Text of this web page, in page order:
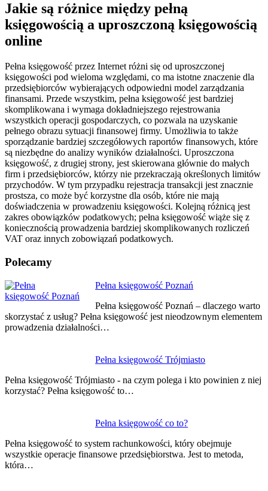
Jakie są różnice między pełną
księgowością a uproszczoną księgowością
online
Pełna księgowość przez Internet różni się od uproszczonej
księgowości pod wieloma względami, co ma istotne znaczenie dla
przedsiębiorców wybierających odpowiedni model zarządzania
finansami. Przede wszystkim, pełna księgowość jest bardziej
skomplikowana i wymaga dokładniejszego rejestrowania
wszystkich operacji gospodarczych, co pozwala na uzyskanie
pełnego obrazu sytuacji finansowej firmy. Umożliwia to także
sporządzanie bardziej szczegółowych raportów finansowych, które
są niezbędne do analizy wyników działalności. Uproszczona
księgowość, z drugiej strony, jest skierowana głównie do małych
firm i przedsiębiorców, którzy nie przekraczają określonych limitów
przychodów. W tym przypadku rejestracja transakcji jest znacznie
prostsza, co może być korzystne dla osób, które nie mają
doświadczenia w prowadzeniu księgowości. Kolejną różnicą jest
zakres obowiązków podatkowych; pełna księgowość wiąże się z
koniecznością prowadzenia bardziej skomplikowanych rozliczeń
VAT oraz innych zobowiązań podatkowych.
Polecamy
Pełna księgowość Poznań
Pełna księgowość Poznań – dlaczego warto
skorzystać z usług? Pełna księgowość jest nieodzownym elementem
prowadzenia działalności…
Pełna księgowość Trójmiasto
Pełna księgowość Trójmiasto - na czym polega i kto powinien z niej
korzystać? Pełna księgowość to…
Pełna księgowość co to?
Pełna księgowość to system rachunkowości, który obejmuje
wszystkie operacje finansowe przedsiębiorstwa. Jest to metoda,
która…
Nawigacja
wpisu